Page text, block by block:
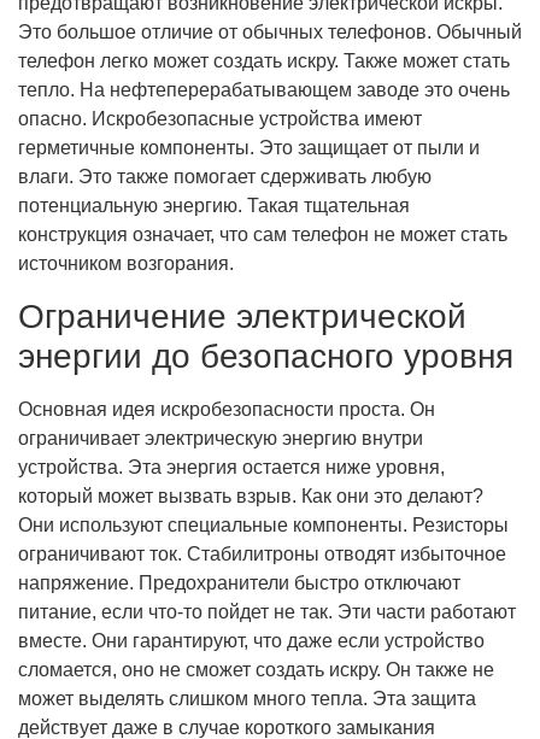
Это большое отличие от обычных телефонов. Обычный
телефон легко может создать искру. Также может стать
тепло. На нефтеперерабатывающем заводе это очень
опасно. Искробезопасные устройства имеют
герметичные компоненты. Это защищает от пыли и
влаги. Это также помогает сдерживать любую
потенциальную энергию. Такая тщательная
конструкция означает, что сам телефон не может стать
источником возгорания.
Ограничение электрической
энергии до безопасного уровня
Основная идея искробезопасности проста. Он
ограничивает электрическую энергию внутри
устройства. Эта энергия остается ниже уровня,
который может вызвать взрыв. Как они это делают?
Они используют специальные компоненты. Резисторы
ограничивают ток. Стабилитроны отводят избыточное
напряжение. Предохранители быстро отключают
питание, если что-то пойдет не так. Эти части работают
вместе. Они гарантируют, что даже если устройство
сломается, оно не сможет создать искру. Он также не
может выделять слишком много тепла. Эта защита
действует даже в случае короткого замыкания